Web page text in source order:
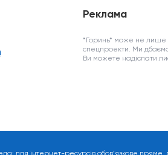
Реклама
*Горинь* може не лише
спецпроекти. Ми
Ви можете надіслати
для інтернет-ресурсів обов’язкове пряме,